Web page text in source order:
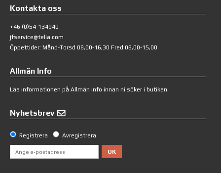
Kontakta oss
+46 (0)54-134940
jfservice@telia.com
Öppettider: Månd-Torsd 08,00-16,30 Fred 08,00-15,00
Allmän Info
Läs informationen på Allmän info innan ni söker i butiken.
Nyhetsbrev
Registrera Avregistrera
OK